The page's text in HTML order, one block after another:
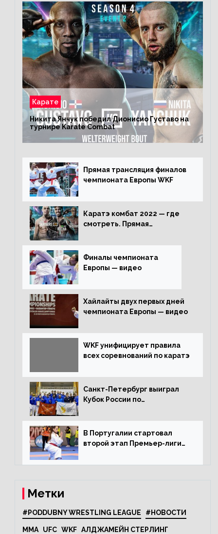
Карате
Никита Янчук победил Дионисио Густаво на
турнире Karate Combat
Прямая трансляция финалов
чемпионата Европы WKF
Каратэ комбат 2022 — где
смотреть. Прямая
Финалы чемпионата
Европы — видео
Хайлайты двух первых дней
чемпионата Европы — видео
WKF унифицирует правила
всех соревнований по каратэ
Санкт-Петербург выиграл
Кубок России по
В Португалии стартовал
второй этап Премьер-лиги
Метки
#PODDUBNY WRESTLING LEAGUE #НОВОСТИ
MMA UFC WKF АЛДЖАМЕЙН СТЕРЛИНГ